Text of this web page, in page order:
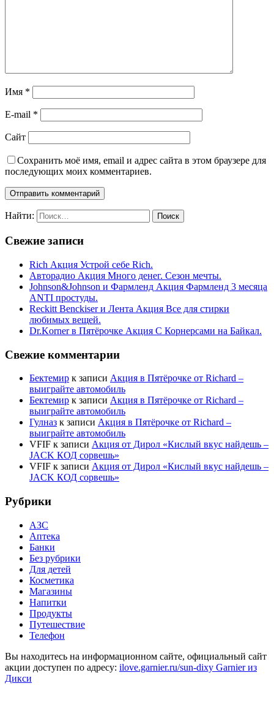
Имя *
E-mail *
Сайт
Сохранить моё имя, email и адрес сайта в этом браузере для
последующих моих комментариев.
Найти:
Свежие записи
Rich Акция Устрой себе Rich.
Авторадио Акция Много денег. Сезон мечты.
Johnson&Johnson и Фармленд Акция Фармленд 3 месяца
ANTI простуды.
Reckitt Benckiser и Лента Акция Все для стирки
любимых вещей.
Dr.Korner в Пятёрочке Акция С Корнерсами на Байкал.
Свежие комментарии
Бектемир к записи Акция в Пятёрочке от Richard –
выиграйте автомобиль
Бектемир к записи Акция в Пятёрочке от Richard –
выиграйте автомобиль
Гулназ к записи Акция в Пятёрочке от Richard –
выиграйте автомобиль
VFIF к записи Акция от Дирол «Кислый вкус найдешь –
JACK КОД сорвешь»
VFIF к записи Акция от Дирол «Кислый вкус найдешь –
JACK КОД сорвешь»
Рубрики
АЗС
Аптека
Банки
Без рубрики
Для детей
Косметика
Магазины
Напитки
Продукты
Путешествие
Телефон
Вы находитесь на информационном сайте, официальный сайт
акции доступен по адресу: ilove.garnier.ru/sun-dixy Garnier из
Дикси